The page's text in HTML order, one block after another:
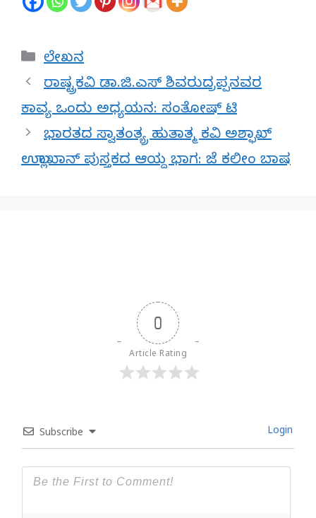
Categories
ಲೇಖನ
ರಾಷ್ಟ್ರಕವಿ ಡಾ.ಜಿ.ಎಸ್ ಶಿವರುದ್ರಪ್ಪನವರ
ಕಾವ್ಯ ಒಂದು ಅಧ್ಯಯನ: ಸಂತೋಷ್ ಟಿ
ಭಾರತದ ಸ್ವಾತಂತ್ಯ್ರ ಹುತಾತ್ಮ ಕವಿ ಅಶ್ಫಾಖ್‌
ಉಲ್ಲಾಖಾನ್‌ ಪುಸ್ತಕದ ಆಯ್ದ ಭಾಗ: ಜೆ ಕಲೀಂ ಬಾಷ
0
Article Rating
Subscribe Login